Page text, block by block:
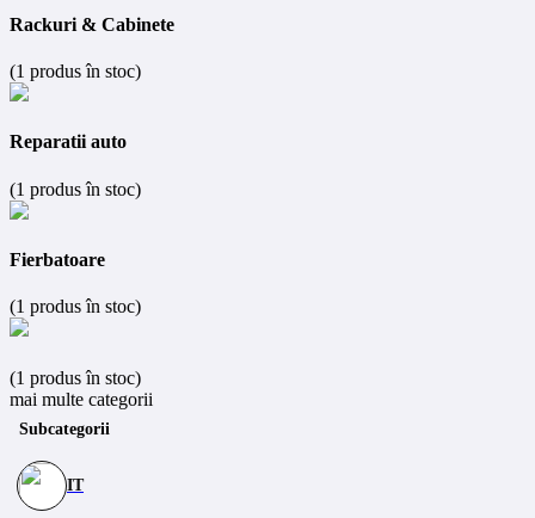
Rackuri & Cabinete
(1 produs în stoc)
Reparatii auto
(1 produs în stoc)
Fierbatoare
(1 produs în stoc)
(1 produs în stoc)
mai multe categorii
Subcategorii
IT